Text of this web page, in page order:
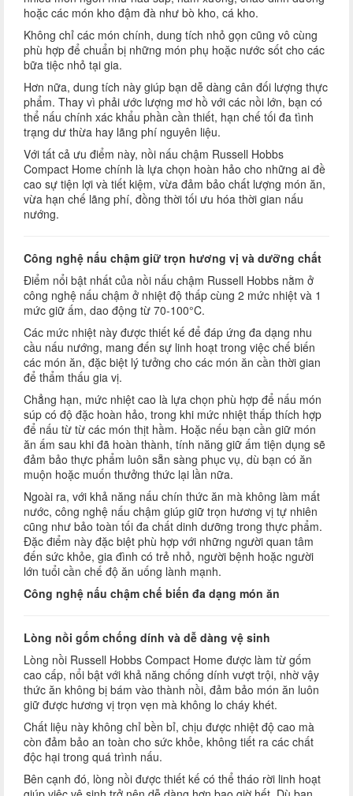
hoặc các món kho đậm đà như bò kho, cá kho.
Không chỉ các món chính, dung tích nhỏ gọn cũng vô cùng
phù hợp để chuẩn bị những món phụ hoặc nước sốt cho các
bữa tiệc nhỏ tại gia.
Hơn nữa, dung tích này giúp bạn dễ dàng cân đối lượng thực
phẩm. Thay vì phải ước lượng mơ hồ với các nồi lớn, bạn có
thể nấu chính xác khẩu phần cần thiết, hạn chế tối đa tình
trạng dư thừa hay lãng phí nguyên liệu.
Với tất cả ưu điểm này, nồi nấu chậm Russell Hobbs
Compact Home chính là lựa chọn hoàn hảo cho những ai đề
cao sự tiện lợi và tiết kiệm, vừa đảm bảo chất lượng món ăn,
vừa hạn chế lãng phí, đồng thời tối ưu hóa thời gian nấu
nướng.
Công nghệ nấu chậm giữ trọn hương vị và dưỡng chất
Điểm nổi bật nhất của nồi nấu chậm Russell Hobbs nằm ở
công nghệ nấu chậm ở nhiệt độ thấp cùng 2 mức nhiệt và 1
mức giữ ấm, dao động từ 70-100°C.
Các mức nhiệt này được thiết kế để đáp ứng đa dạng nhu
cầu nấu nướng, mang đến sự linh hoạt trong việc chế biến
các món ăn, đặc biệt lý tưởng cho các món ăn cần thời gian
để thẩm thấu gia vị.
Chẳng hạn, mức nhiệt cao là lựa chọn phù hợp để nấu món
súp có độ đặc hoàn hảo, trong khi mức nhiệt thấp thích hợp
để nấu từ từ các món thịt hầm. Hoặc nếu bạn cần giữ món
ăn ấm sau khi đã hoàn thành, tính năng giữ ấm tiện dụng sẽ
đảm bảo thực phẩm luôn sẵn sàng phục vụ, dù bạn có ăn
muộn hoặc muốn thưởng thức lại lần nữa.
Ngoài ra, với khả năng nấu chín thức ăn mà không làm mất
nước, công nghệ nấu chậm giúp giữ trọn hương vị tự nhiên
cũng như bảo toàn tối đa chất dinh dưỡng trong thực phẩm.
Đặc điểm này đặc biệt phù hợp với những người quan tâm
đến sức khỏe, gia đình có trẻ nhỏ, người bệnh hoặc người
lớn tuổi cần chế độ ăn uống lành mạnh.
Công nghệ nấu chậm chế biến đa dạng món ăn
Lòng nồi gốm chống dính và dễ dàng vệ sinh
Lòng nồi Russell Hobbs Compact Home được làm từ gốm
cao cấp, nổi bật với khả năng chống dính vượt trội, nhờ vậy
thức ăn không bị bám vào thành nồi, đảm bảo món ăn luôn
giữ được hương vị trọn vẹn mà không lo cháy khét.
Chất liệu này không chỉ bền bỉ, chịu được nhiệt độ cao mà
còn đảm bảo an toàn cho sức khỏe, không tiết ra các chất
độc hại trong quá trình nấu.
Bên cạnh đó, lòng nồi được thiết kế có thể tháo rời linh hoạt